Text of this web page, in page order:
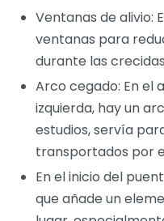
Ventanas de alivio:
ventanas para
durante las
Arco cegado: En el
izquierda, hay un
estudios, servía
transportados por
En el inicio del
que añade un